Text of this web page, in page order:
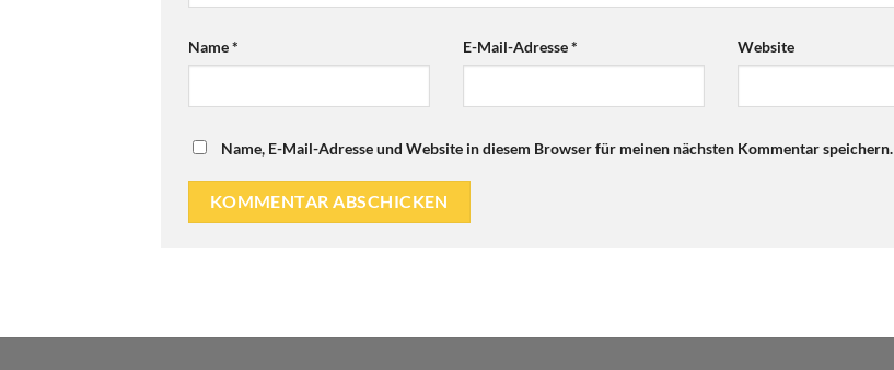
Name* E-Mail-Adresse* Website
Name, E-Mail-Adresse und Website in diesem Browser für meinen nächsten Kommentar speichern.